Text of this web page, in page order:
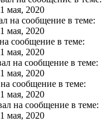
мая, 2020
на сообщение в теме:
мая, 2020
сообщение в теме:
мая, 2020
на сообщение в теме:
мая, 2020
сообщение в теме:
мая, 2020
на сообщение в теме:
мая, 2020